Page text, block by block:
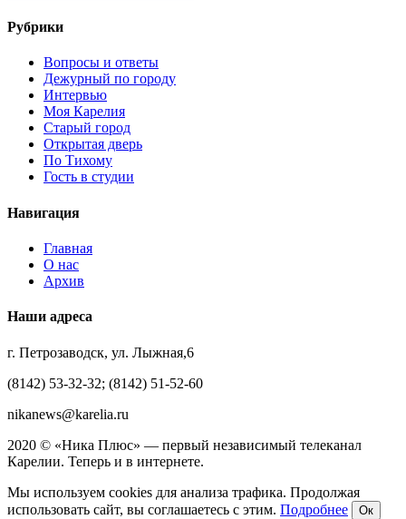
Рубрики
Вопросы и ответы
Дежурный по городу
Интервью
Моя Карелия
Старый город
Открытая дверь
По Тихому
Гость в студии
Навигация
Главная
О нас
Архив
Наши адреса
г. Петрозаводск, ул. Лыжная,6
(8142) 53-32-32; (8142) 51-52-60
nikanews@karelia.ru
2020 © «Ника Плюс» — первый независимый телеканал
Карелии. Теперь и в интернете.
Мы используем cookies для анализа трафика. Продолжая
использовать сайт, вы соглашаетесь с этим. Подробнее Ок